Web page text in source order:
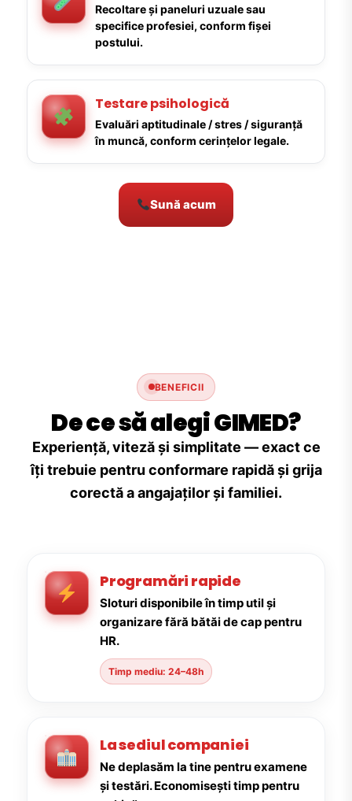
Recoltare și paneluri uzuale sau
specifice profesiei, conform fișei
postului.
Testare psihologică
Evaluări aptitudinale / stres / siguranță
în muncă, conform cerințelor legale.
Sună acum
BENEFICII
De ce să alegi GIMED?
Experiență, viteză și simplitate — exact ce
îți trebuie pentru conformare rapidă și grija
corectă a angajaților și familiei.
Programări rapide
Sloturi disponibile în timp util și
organizare fără bătăi de cap pentru
HR.
Timp mediu: 24–48h
La sediul companiei
Ne deplasăm la tine pentru examene
și testări. Economisești timp pentru